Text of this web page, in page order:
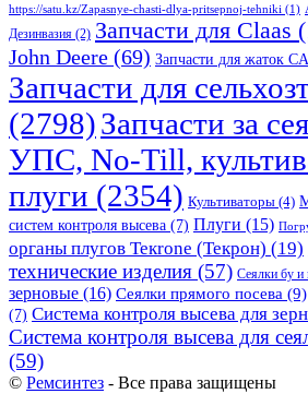
https://satu.kz/Zapasnye-chasti-dlya-pritsepnoj-tehniki (1)
Дезинвазия (2) Запчасти для Claas
John Deere (69) Запчасти для жаток
Запчасти для
(2798)Запчасти за
УПС, No-Till,
плуги (2354) Культиваторы (4)
систем контроля высева (7) Плуги (15)
органы плугов Текrоne (Текрон) (19)
технические изделия (57) Сеялки бу и
зерновые (16) Сеялки прямого посева (9)
(7) Система контроля высева для
Система контроля высева для
(59)
© Ремсинтез - Все права защищены